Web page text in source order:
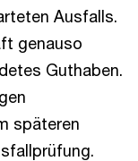
Ausfalls.
genauso
Guthaben.
späteren